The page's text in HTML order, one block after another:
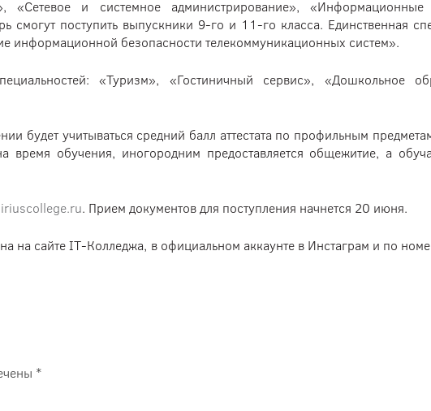
«Сетевое и системное администрирование»,
поступить выпускники 9-го и 11-го класса. Единственная
информационной безопасности телекоммуникационных систем».
«Туризм», «Гостиничный сервис», «Дошкольное
будет учитываться средний балл аттестата по профильным
время обучения, иногородним предоставляется общежитие, а
. Прием документов для поступления начнется 20 июня.
на сайте IT-Колледжа, в официальном аккаунте в Инстаграм и по
*